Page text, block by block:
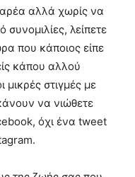
αλλά χωρίς να
συνομιλίες, λείπετε
που κάποιος είπε
κάπου αλλού
μικρές στιγμές με
να νιώθετε
όχι ένα tweet